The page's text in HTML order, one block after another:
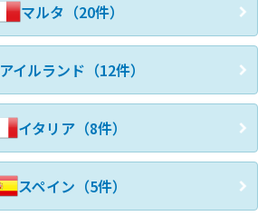
マルタ（20件）
アイルランド（12件）
イタリア（8件）
スペイン（5件）